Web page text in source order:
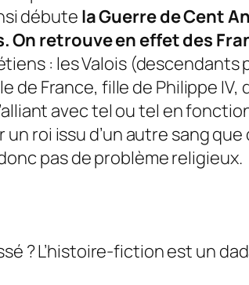
débute la Guerre de Cent
retrouve en effet des
: les Valois
France, fille de Philippe
avec tel ou tel en
roi issu d’un autre sang que
pas de problème religieux.
? L’histoire-fiction est un